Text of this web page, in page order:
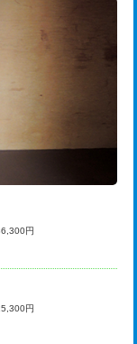
円~
円
円
円
円
円
円
円